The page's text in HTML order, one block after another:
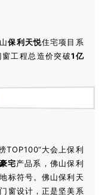
保利天悦住宅项目系
工程总造价突破1亿
TOP100“大会上保利
宅产品系，佛山保利
标符号。佛山保利天
窗设计，正是坚美系